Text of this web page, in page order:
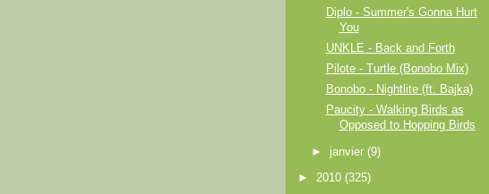
Diplo - Summer's Gonna Hurt
You
UNKLE - Back and Forth
Pilote - Turtle (Bonobo Mix)
Bonobo - Nightlite (ft. Bajka)
Paucity - Walking Birds as
Opposed to Hopping Birds
► janvier(9)
► 2010 (325)